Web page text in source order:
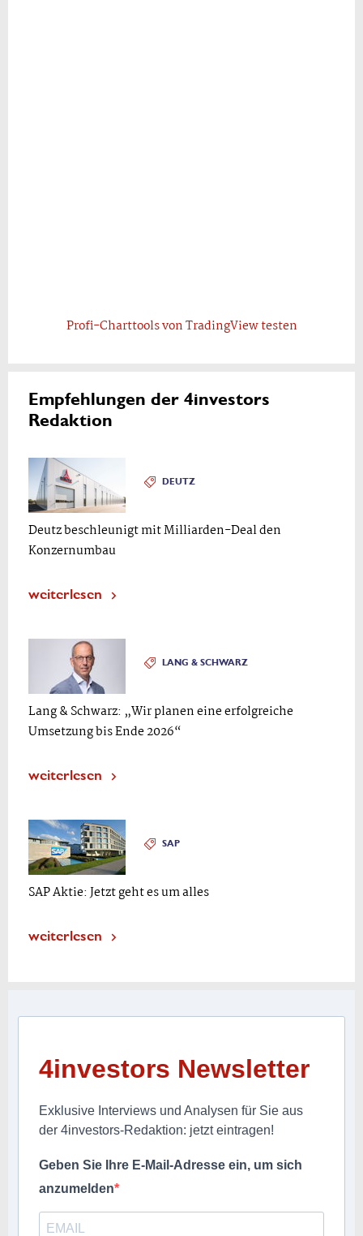
Profi-Charttools von TradingView testen
Empfehlungen der 4investors
Redaktion
DEUTZ
Deutz beschleunigt mit Milliarden-Deal den
Konzernumbau
weiterlesen
LANG & SCHWARZ
Lang & Schwarz: „Wir planen eine erfolgreiche
Umsetzung bis Ende 2026“
weiterlesen
SAP
SAP Aktie: Jetzt geht es um alles
weiterlesen
4investors Newsletter
Exklusive Interviews und Analysen für Sie aus
der 4investors-Redaktion: jetzt eintragen!
Geben Sie Ihre E-Mail-Adresse ein, um sich
anzumelden